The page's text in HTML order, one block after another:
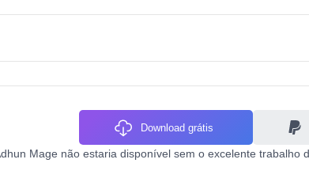
Download grátis
Mage não estaria disponível sem o excelente